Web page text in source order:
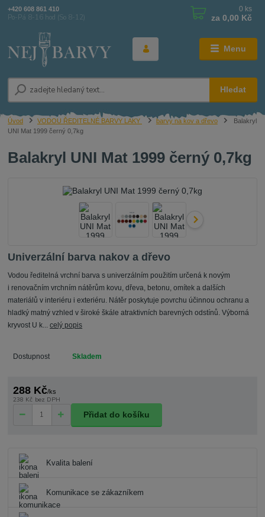
Menu
Hledat
+420 608 861 410
Po-Pá 8-16 hod (So 8-12)
0 ks
za 0,00 Kč
Úvod VODOU ŘEDITELNÉ BARVY LAKY barvy na kov a dřevo
Balakryl
UNI Mat 1999 černý 0,7kg
Balakryl UNI Mat 1999 černý 0,7kg
Univerzální barva nakov a dřevo
Vodou ředitelná vrchní barva s univerzálním použitím určená k novým
i renovačním vrchním nátěrům kovu, dřeva, betonu, omítek a dalších
materiálů v interiéru i exteriéru. Nátěr poskytuje povrchu účinnou ochranu a
hladký matný vzhled v široké škále atraktivních barevných odstínů. Výborná
kryvost U k...celý popis
Dostupnost Skladem
288 Kč/ks
238 Kč bez DPH
Přidat do košíku
Kvalita balení
Komunikace se zákazníkem